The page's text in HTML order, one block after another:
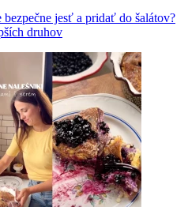
jesť a pridať do šalátov?
druhov